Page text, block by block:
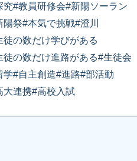
究#教員研修会#新陽ソーラン
陽祭#本気で挑戦#澄川
徒の数だけ学びがある
徒の数だけ進路がある#生徒会
学#自主創造#進路#部活動
大連携#高校入試